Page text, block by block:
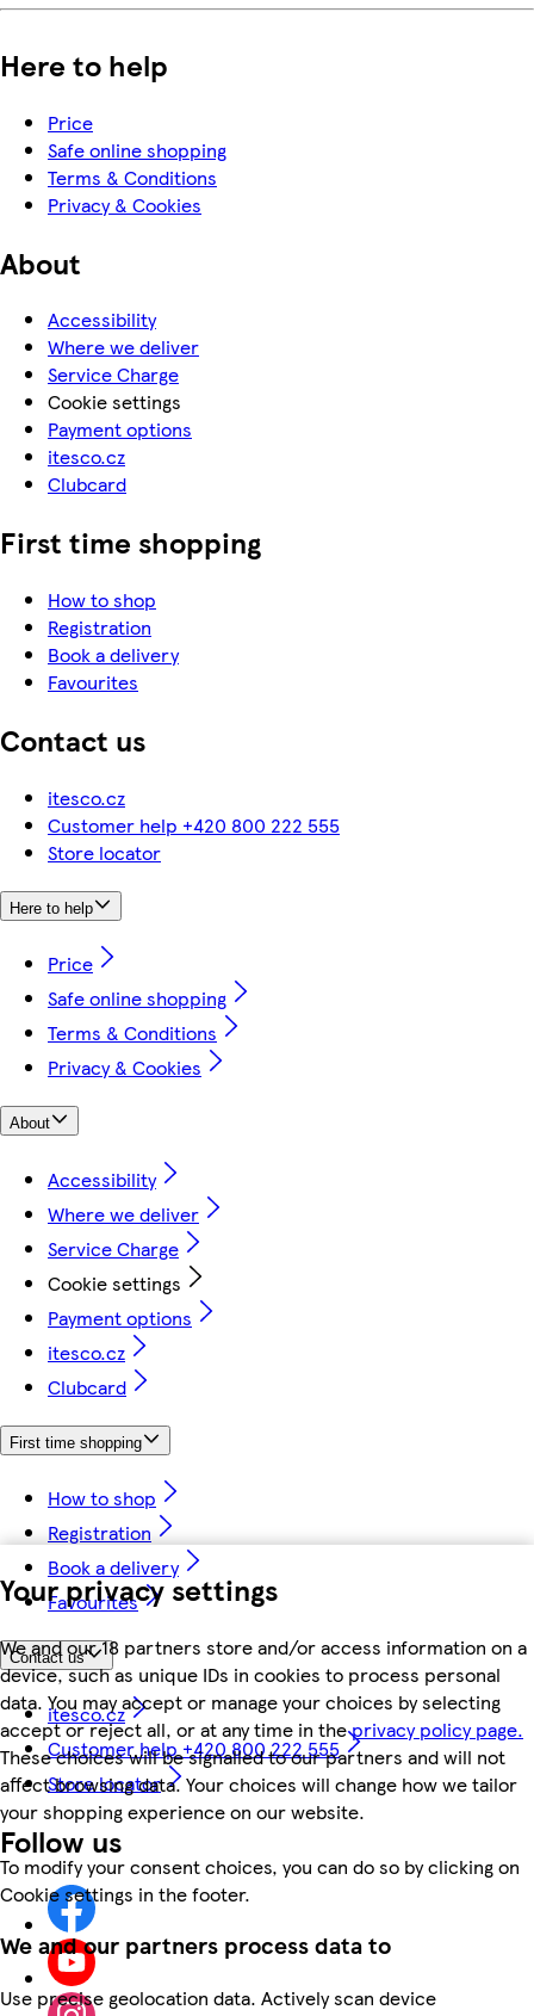
Your privacy settings
We and our 18 partners store and/or access information on a
device, such as unique IDs in cookies to process personal
data. You may accept or manage your choices by selecting
accept or reject all, or at any time in theprivacy policy page.
These choices will be signalled to our partners and will not
affect browsing data. Your choices will change how we tailor
your shopping experience on our website.
To modify your consent choices, you can do so by clicking on
Cookie settings in the footer.
We and our partners process data to
Use precise geolocation data. Actively scan device
Here to help
Price
Safe online shopping
Terms & Conditions
Privacy & Cookies
About
Accessibility
Where we deliver
Service Charge
Cookie settings
Payment options
itesco.cz
Clubcard
First time shopping
How to shop
Registration
Book a delivery
Favourites
Contact us
itesco.cz
Customer help +420 800 222 555
Store locator
Here to help
Price
Safe online shopping
Terms & Conditions
Privacy & Cookies
About
Accessibility
Where we deliver
Service Charge
Cookie settings
Payment options
itesco.cz
Clubcard
First time shopping
How to shop
Registration
Book a delivery
Favourites
Contact us
itesco.cz
Customer help +420 800 222 555
Store locator
Follow us